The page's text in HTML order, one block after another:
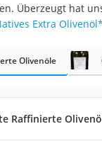
Gemüsebrühe
Irischer Whiskey
Sojasauce
Überzeugt hat
Extra Olivenöl*
Olivenöle
Raffinierte